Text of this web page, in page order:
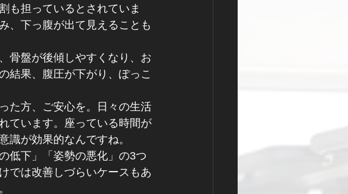
も担っているとされていま
、下っ腹が出て見えることも
骨盤が後傾しやすくなり、お
結果、腹圧が下がり、ぽっこ
た方、ご安心を。日々の生活
ています。座っている時間が
識が効果的なんですね。
低下」「姿勢の悪化」の3つ
では改善しづらいケースもあ